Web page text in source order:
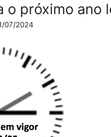
o próximo ano
07/2024